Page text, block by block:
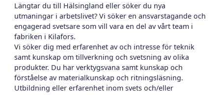
Längtar du till Hälsingland eller söker du nya
utmaningar i arbetslivet? Vi söker en ansvarstagande och
engagerad svetsare som vill vara en del av vårt team i
fabriken i Kilafors.
Vi söker dig med erfarenhet av och intresse för teknik
samt kunskap om tillverkning och svetsning av olika
produkter. Du har verktygsvana samt kunskap och
förståelse av materialkunskap och ritningsläsning.
Utbildning eller erfarenhet inom svets och/eller